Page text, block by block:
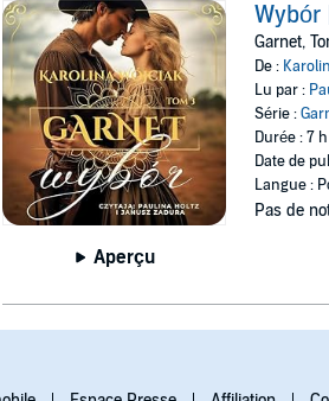
Aperçu
Wybór
Garnet,
De :
Lu par :
Série :
Durée : 7
Date de
Langue :
Pas de